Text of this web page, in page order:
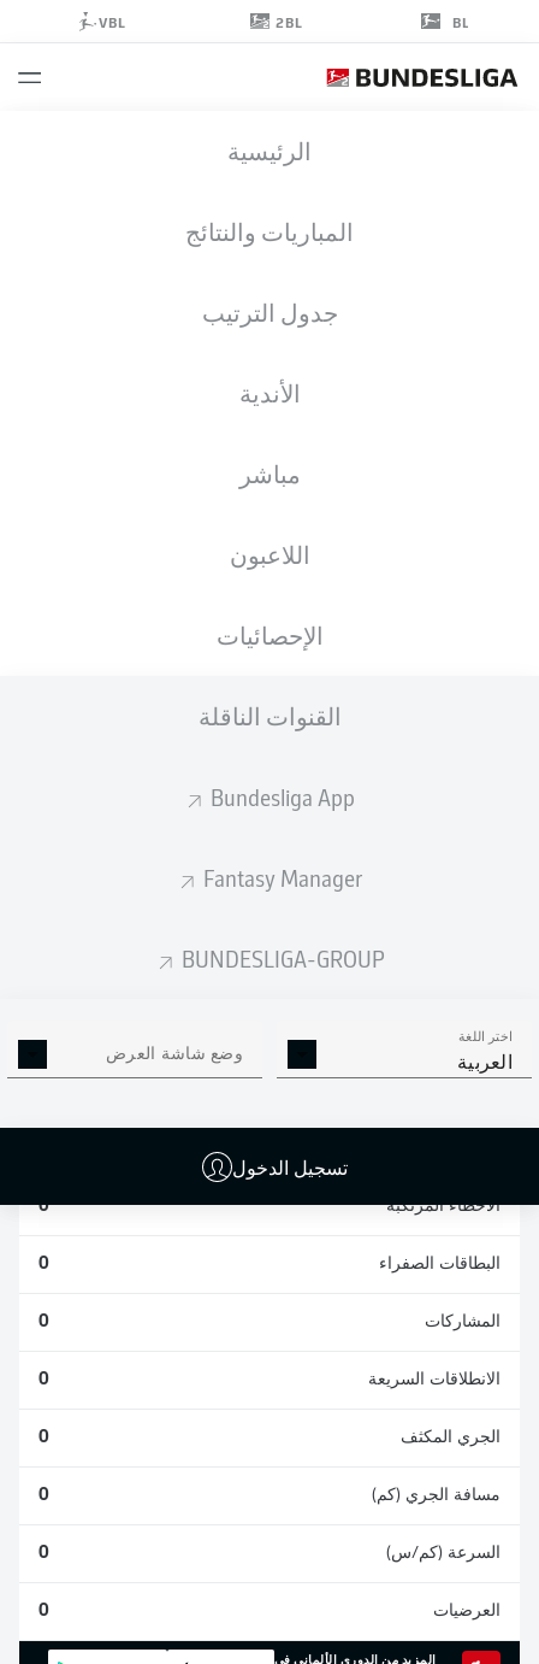
BL
2BL
VBL
الرئيسية
المباريات والنتائج
جدول الترتيب
الأندية
مباشر
اللاعبون
الإحصائيات
القنوات الناقلة
Bundesliga App
Fantasy Manager
BUNDESLIGA-GROUP
اختر اللغة
العربية وضع شاشة العرض
تسجيل الدخول
20.06.1998
إحصائيات موسم 2026/2027
الافتكاكات الناجحة
الأخطاء المرتكبة 0
البطاقات الصفراء 0
المشاركات 0
الانطلاقات السريعة 0
الجري المكثف 0
مسافة الجري (كم) 0
السرعة (كم/س) 0
العرضيات 0
المزيد من الدوري الألماني في